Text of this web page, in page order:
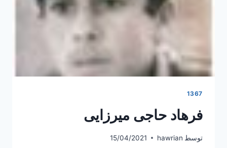
1367
فرهاد حاجی میرزایی
توسط hawrian
15/04/2021